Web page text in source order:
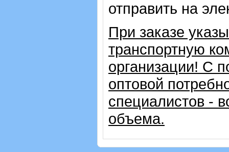
отправить на
При заказе
транспортную
организации! С
оптовой
специалистов -
объема.